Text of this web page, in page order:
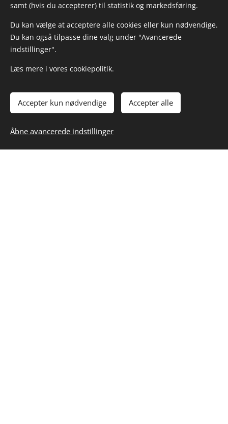
Kig forbi hos HOMEMADE ♥️ byVogn
Ændr dine cookieindstillinger
samt (hvis du accepterer) til statistik og markedsføring.
Du kan vælge at acceptere alle cookies eller kun nødvendige.
Du kan også tilpasse dine valg under "Avancerede
indstillinger".
Læs mere i vores cookiepolitik.
Accepter kun nødvendige Accepter alle
Åbne avancerede indstillinger